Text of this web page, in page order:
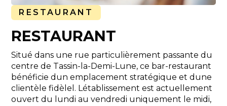
RESTAURANT
RESTAURANT
Situé dans une rue particulièrement passante du
centre de Tassin-la-Demi-Lune, ce bar-restaurant
bénéficie dun emplacement stratégique et dune
clientèle fidèlel. Létablissement est actuellement
ouvert du lundi au vendredi uniquement le midi,